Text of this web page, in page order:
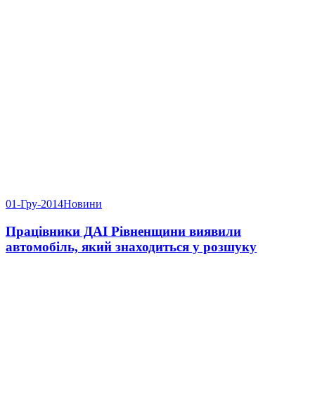
01-Гру-2014Новини
Працівники ДАІ Рівненщини виявили
автомобіль, який знаходиться у розшуку